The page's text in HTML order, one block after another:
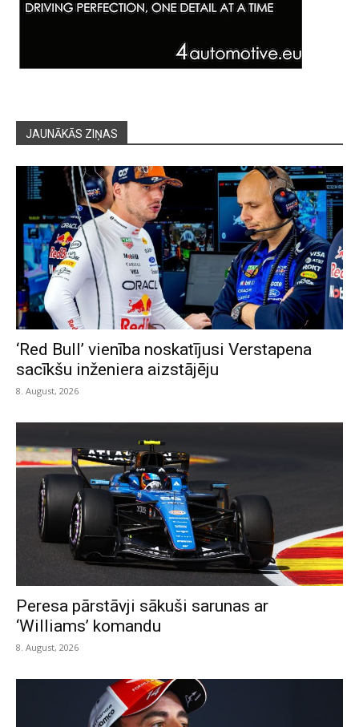
JAUNĀKĀS ZIŅAS
‘Red Bull’ vienība noskatījusi Verstapena
sacīkšu inženiera aizstājēju
8. August, 2026
Peresa pārstāvji sākuši sarunas ar
‘Williams’ komandu
8. August, 2026